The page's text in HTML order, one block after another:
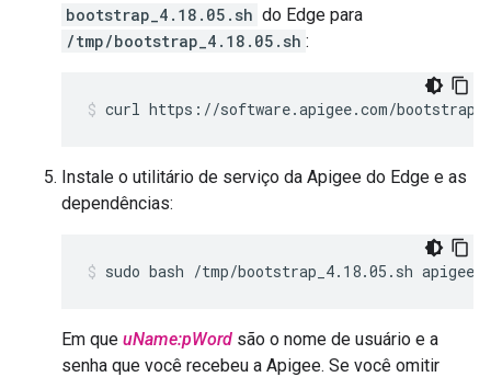
bootstrap_4.18.05.sh do Edge para
/tmp/bootstrap_4.18.05.sh :
curl https://software.apigee.com/
Instale o utilitário de serviço da Apigee do Edge e as
dependências:
sudo bash /tmp/bootstrap_4.18.05.sh
Em que uName:pWord são o nome de usuário e a
senha que você recebeu a Apigee. Se você omitir